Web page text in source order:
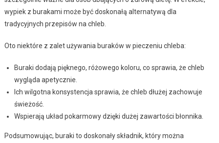
wypiek z burakami może być doskonałą alternatywą dla
tradycyjnych przepisów na chleb.
Oto niektóre z zalet używania buraków w pieczeniu chleba:
Buraki dodają pięknego, różowego koloru, co sprawia, że chleb
wygląda apetycznie.
Ich wilgotna konsystencja sprawia, że chleb dłużej zachowuje
świeżość.
Wspierają układ pokarmowy dzięki dużej zawartości błonnika.
Podsumowując, buraki to doskonały składnik, który można